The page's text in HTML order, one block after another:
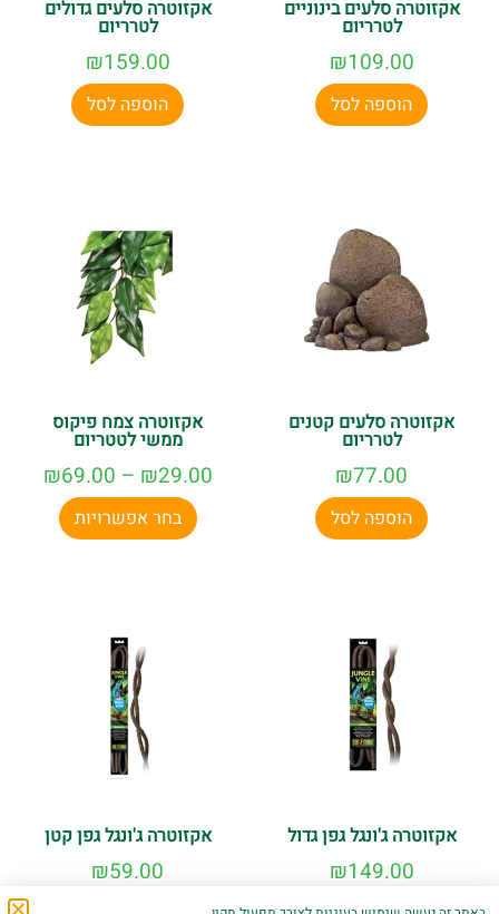
אקזוטרה סלעים בינוניים
לטרריום
₪109.00
הוספה לסל
אקזוטרה סלעים גדולים
לטרריום
₪159.00
הוספה לסל
אקזוטרה סלעים קטנים
לטרריום
₪77.00
הוספה לסל
אקזוטרה צמח פיקוס
ממשי לטטריום
₪29.00
–
₪69.00
בחר אפשרויות
אקזוטרה ג'ונגל גפן גדול
₪149.00
אקזוטרה ג'ונגל גפן קטן
₪59.00